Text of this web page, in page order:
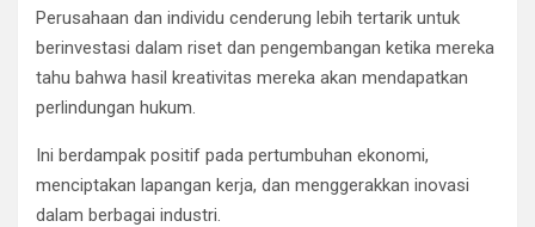
Perusahaan dan individu cenderung lebih tertarik untuk
berinvestasi dalam riset dan pengembangan ketika mereka
tahu bahwa hasil kreativitas mereka akan mendapatkan
perlindungan hukum.
Ini berdampak positif pada pertumbuhan ekonomi,
menciptakan lapangan kerja, dan menggerakkan inovasi
dalam berbagai industri.